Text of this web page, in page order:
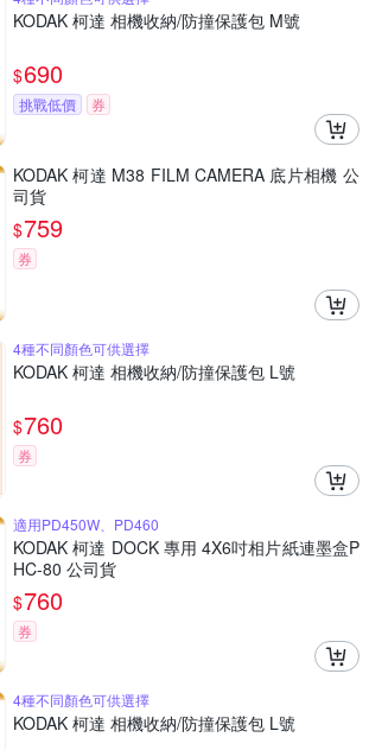
KODAK 柯達 相機收納/防撞保護包 M號
$690
挑戰低價 券
KODAK 柯達 M38 FILM CAMERA 底片相機 公
司貨
$759
券
4種不同顏色可供選擇
KODAK 柯達 相機收納/防撞保護包 L號
$760
券
適用PD450W、PD460
KODAK 柯達 DOCK 專用 4X6吋相片紙連墨盒P
HC-80 公司貨
$760
券
4種不同顏色可供選擇
KODAK 柯達 相機收納/防撞保護包 L號